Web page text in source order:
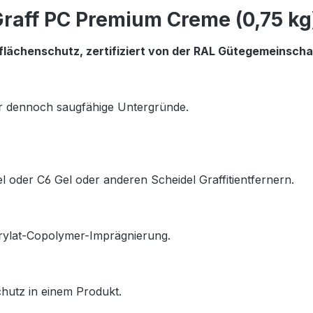
PC Premium Creme (0,75
zertifiziert von der RAL
saugfähige Untergründe.
C6 Gel oder anderen Scheidel Graffitientfernern.
Copolymer-Imprägnierung.
in einem Produkt.